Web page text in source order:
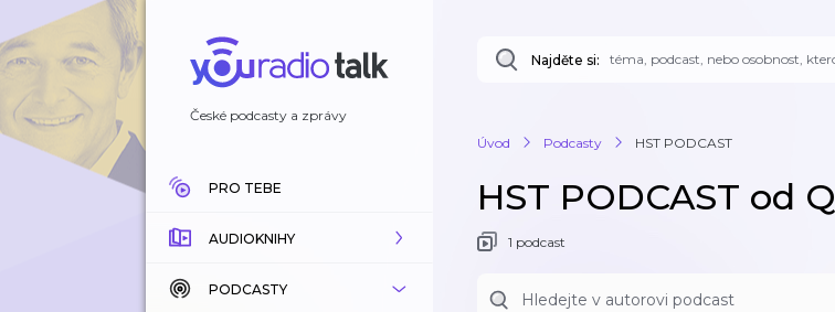
České podcasty a zprávy
PRO TEBE
AUDIOKNIHY
KATALOG
PODCASTY
Najděte si:
Úvod Podcasty HST PODCAST
HST PODCAST od Q
1 podcast